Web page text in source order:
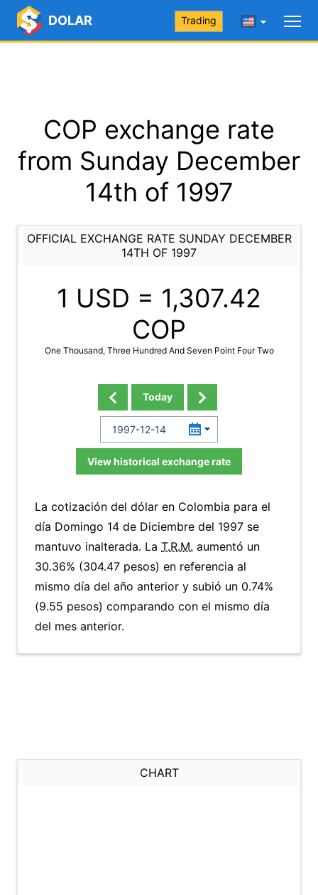
DOLAR Trading
COP exchange rate
from Sunday December
14th of 1997
OFFICIAL EXCHANGE RATE SUNDAY DECEMBER
14TH OF 1997
1 USD = 1,307.42
COP
One Thousand, Three Hundred And Seven Point Four Two
Today
View historical exchange rate
La cotización del dólar en Colombia para el
día Domingo 14 de Diciembre del 1997 se
mantuvo inalterada. La T.R.M. aumentó un
30.36% (304.47 pesos) en referencia al
mismo día del año anterior y subió un 0.74%
(9.55 pesos) comparando con el mismo día
del mes anterior.
CHART